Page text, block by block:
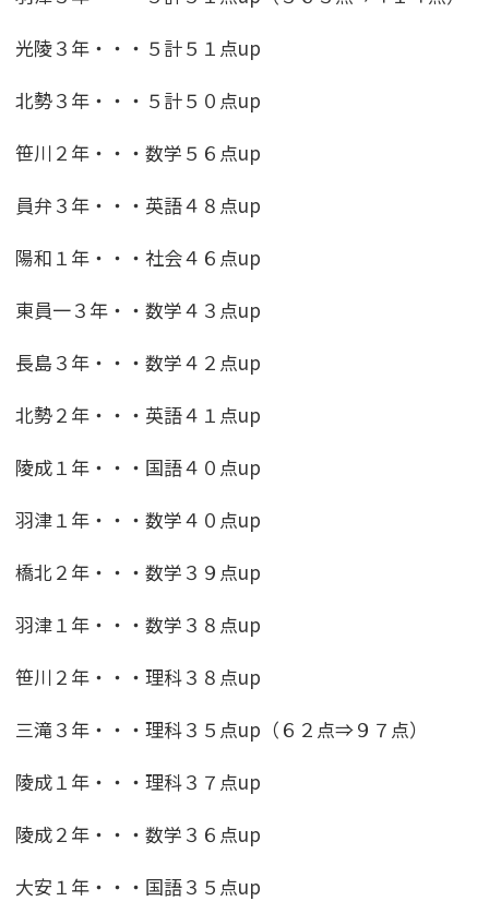
光陵３年・・・５計５１点up
北勢３年・・・５計５０点up
笹川２年・・・数学５６点up
員弁３年・・・英語４８点up
陽和１年・・・社会４６点up
東員一３年・・数学４３点up
長島３年・・・数学４２点up
北勢２年・・・英語４１点up
陵成１年・・・国語４０点up
羽津１年・・・数学４０点up
橋北２年・・・数学３９点up
羽津１年・・・数学３８点up
笹川２年・・・理科３８点up
三滝３年・・・理科３５点up（６２点⇒９７点）
陵成１年・・・理科３７点up
陵成２年・・・数学３６点up
大安１年・・・国語３５点up